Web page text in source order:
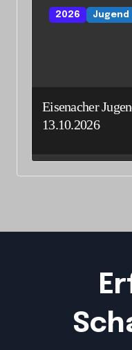
2026 Jugend
Eisenacher
13.10.2026